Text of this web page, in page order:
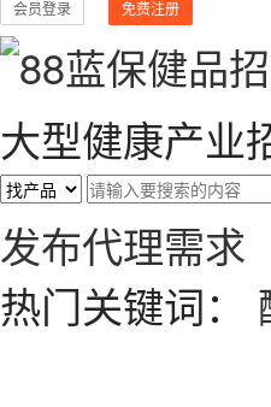
会员登录 免费注册
大型健康产业
发布代理需求
热门关键词：